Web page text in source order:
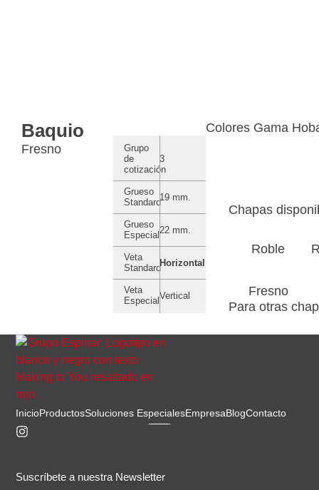
Baquio
Fresno
Grupo
de
cotización
3
Grueso
Standard19 mm.
Grueso
Especial 22 mm.
Veta
StandardHorizontal
Veta
Especial Vertical
Colores Gama
Chapas
Roble
Fresno
Para otras
InicioProductosSoluciones EspecialesEmpresaBlogContacto
Suscríbete a nuestra Newsletter